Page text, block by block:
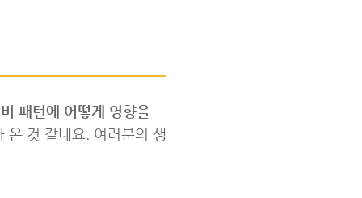
패턴에 어떻게 영향을
온 것 같네요. 여러분의 생